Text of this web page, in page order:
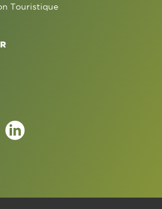
Touristique